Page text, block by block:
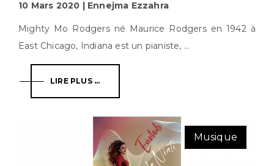
10 Mars 2020 | Ennejma Ezzahra
Mighty Mo Rodgers né Maurice Rodgers en 1942 à
East Chicago, Indiana est un pianiste, ...
LIRE PLUS ...
Musique